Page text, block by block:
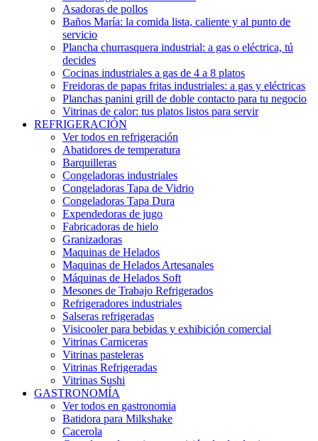
Asadoras de pollos
Baños María: la comida lista, caliente y al punto de
servicio
Plancha churrasquera industrial: a gas o eléctrica, tú
decides
Cocinas industriales a gas de 4 a 8 platos
Freidoras de papas fritas industriales: a gas y eléctricas
Planchas panini grill de doble contacto para tu negocio
Vitrinas de calor: tus platos listos para servir
REFRIGERACIÓN
Ver todos en refrigeración
Abatidores de temperatura
Barquilleras
Congeladoras industriales
Congeladoras Tapa de Vidrio
Congeladoras Tapa Dura
Expendedoras de jugo
Fabricadoras de hielo
Granizadoras
Maquinas de Helados
Maquinas de Helados Artesanales
Máquinas de Helados Soft
Mesones de Trabajo Refrigerados
Refrigeradores industriales
Salseras refrigeradas
Visicooler para bebidas y exhibición comercial
Vitrinas Carniceras
Vitrinas pasteleras
Vitrinas Refrigeradas
Vitrinas Sushi
GASTRONOMÍA
Ver todos en gastronomia
Batidora para Milkshake
Cacerola